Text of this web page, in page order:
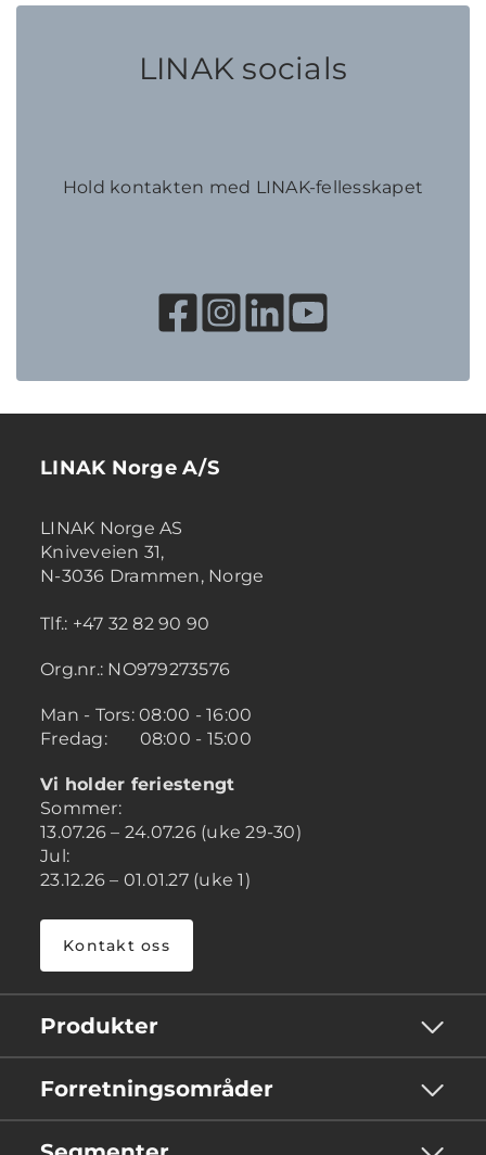
LINAK socials
Hold kontakten med LINAK-fellesskapet
LINAK Norge A/S
LINAK Norge AS
Kniveveien 31,
N-3036 Drammen, Norge
Tlf.: +47 32 82 90 90
Org.nr.: NO979273576
Man - Tors: 08:00 - 16:00
Fredag: 08:00 - 15:00
Vi holder feriestengt
Sommer:
13.07.26 – 24.07.26 (uke 29-30)
Jul:
23.12.26 – 01.01.27 (uke 1)
Kontakt oss
Produkter
Forretningsområder